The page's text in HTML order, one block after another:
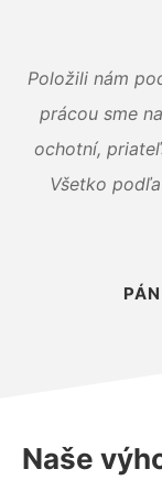
Položili nám
prácou sme
ochotní,
Všetko
Naše